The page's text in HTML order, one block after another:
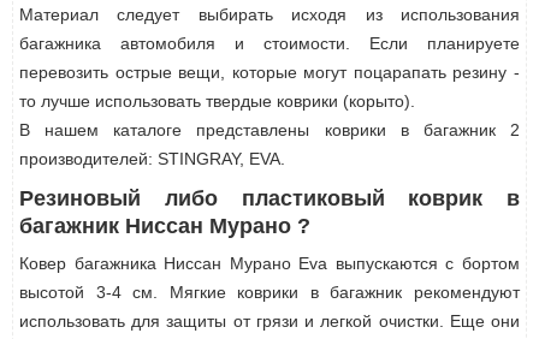
Материал следует выбирать исходя из использования
багажника автомобиля и стоимости. Если планируете
перевозить острые вещи, которые могут поцарапать резину -
то лучше использовать твердые коврики (корыто).
В нашем каталоге представлены коврики в багажник 2
производителей: STINGRAY, EVA.
Резиновый либо пластиковый коврик в
багажник Ниссан Мурано ?
Ковер багажника Ниссан Мурано Eva выпускаются с бортом
высотой 3-4 см. Мягкие коврики в багажник рекомендуют
использовать для защиты от грязи и легкой очистки. Еще они